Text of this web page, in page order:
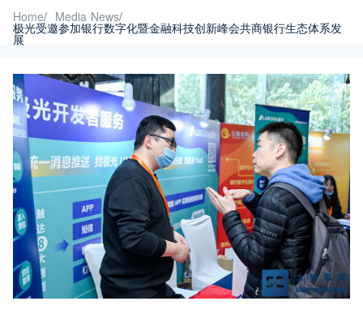
戴尔科技等金融科技公司一同探讨智慧银行生态体系的
构建与发展。
Home/ Media News/
极光受邀参加银行数字化暨金融科技创新峰会共商银行生态体系发
展